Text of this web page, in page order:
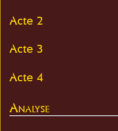
Acte 2
Acte 3
Acte 4
Analyse